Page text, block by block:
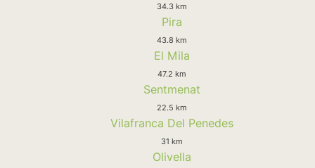
34.3 km
Pira
43.8 km
El Mila
47.2 km
Sentmenat
22.5 km
Vilafranca Del Penedes
31 km
Olivella